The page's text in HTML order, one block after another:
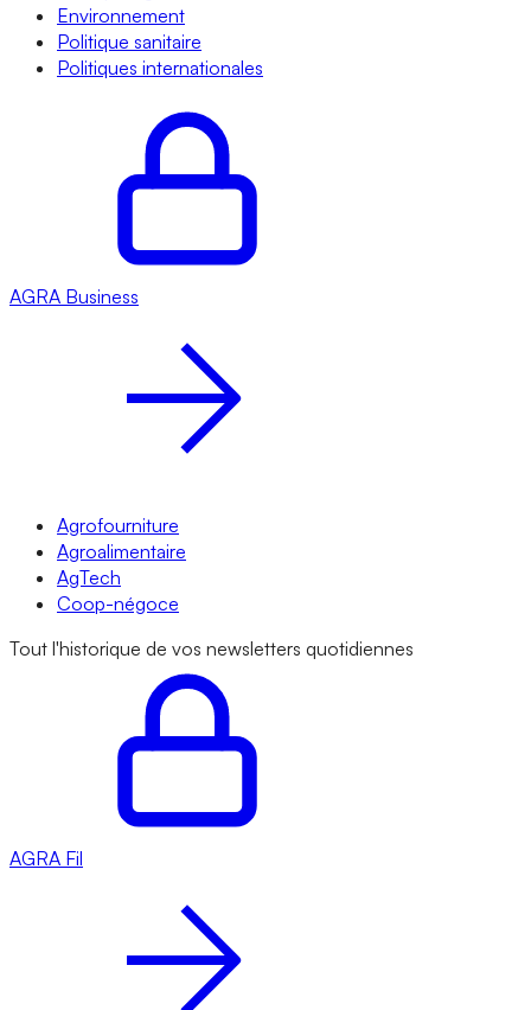
Environnement
Politique sanitaire
Politiques internationales
AGRA Business
Agrofourniture
Agroalimentaire
AgTech
Coop-négoce
Tout l'historique de vos newsletters quotidiennes
AGRA Fil